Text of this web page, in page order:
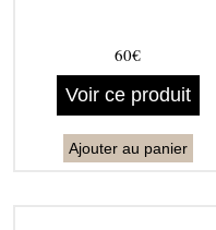
60€
Voir ce produit
Ajouter au panier